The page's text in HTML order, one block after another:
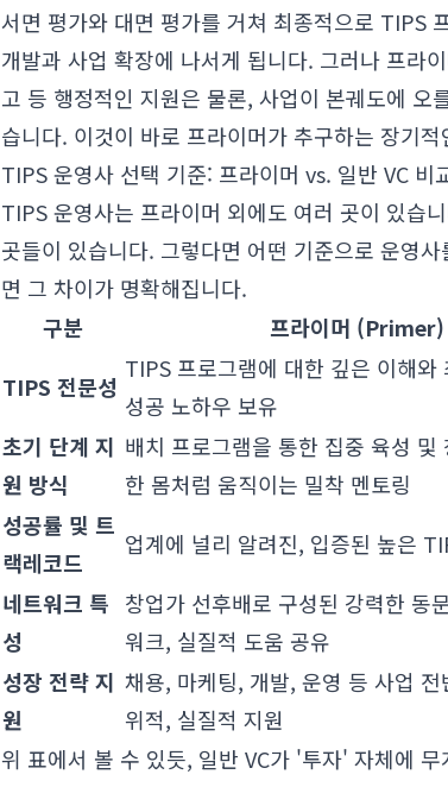
서면 평가와 대면 평가를 거쳐 최종적으로 TIPS
개발과 사업 확장에 나서게 됩니다. 그러나 프라
고 등 행정적인 지원은 물론, 사업이 본궤도에
습니다. 이것이 바로 프라이머가 추구하는 장기적
TIPS 운영사 선택 기준: 프라이머 vs. 일반 VC 비
TIPS 운영사는 프라이머 외에도 여러 곳이 있습
곳들이 있습니다. 그렇다면 어떤 기준으로 운영
면 그 차이가 명확해집니다.
구분
프라이머 (Primer)
TIPS 전문성
TIPS 프로그램에 대한 깊은 이해와
성공 노하우 보유
초기 단계 지
원 방식
배치 프로그램을 통한 집중 육성 및
한 몸처럼 움직이는 밀착 멘토링
성공률 및 트
랙레코드
업계에 널리 알려진, 입증된 높은
네트워크 특
성
창업가 선후배로 구성된 강력한 동
워크, 실질적 도움 공유
성장 전략 지
원
채용, 마케팅, 개발, 운영 등 사업 전
위적, 실질적 지원
위 표에서 볼 수 있듯, 일반 VC가 '투자' 자체에